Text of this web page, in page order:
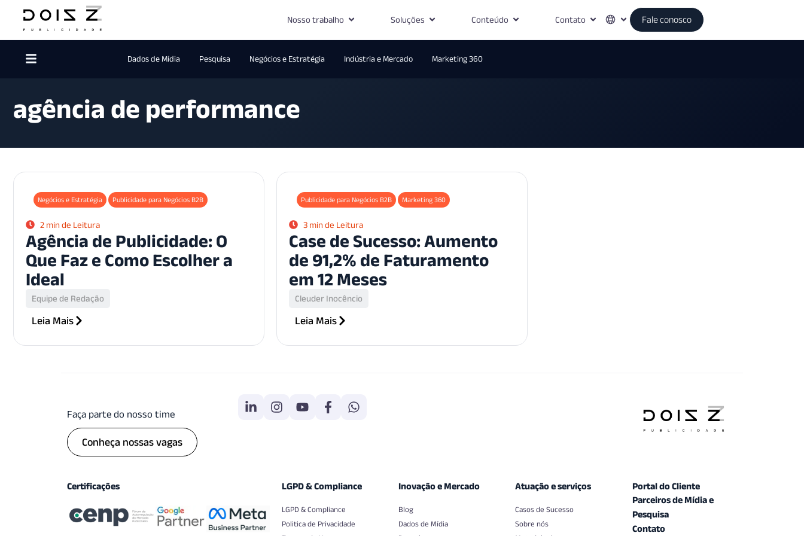
Nosso trabalho Soluções Conteúdo Contato Fale conosco
Dados de Mídia Pesquisa Negócios e Estratégia Indústria e Mercado Marketing 360
agência de performance
Negócios e Estratégia Publicidade para Negócios B2B
2 min de Leitura
Agência de Publicidade: O
Que Faz e Como Escolher a
Ideal
Equipe de Redação
Leia Mais
Publicidade para Negócios B2B Marketing 360
3 min de Leitura
Case de Sucesso: Aumento
de 91,2% de Faturamento
em 12 Meses
Cleuder Inocêncio
Leia Mais
Faça parte do nosso time
Conheça nossas vagas
Certificações LGPD & Compliance
LGPD & Compliance
Politica de Privacidade
Inovação e Mercado
Blog
Dados de Mídia
Atuação e serviços
Casos de Sucesso
Sobre nós
Portal do Cliente
Parceiros de Mídia e
Pesquisa
Contato